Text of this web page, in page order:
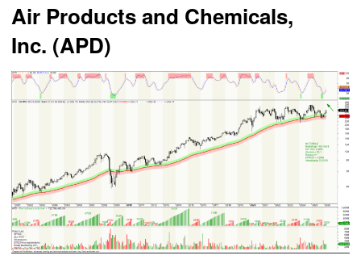
Air Products and Chemicals,
Inc. (APD)